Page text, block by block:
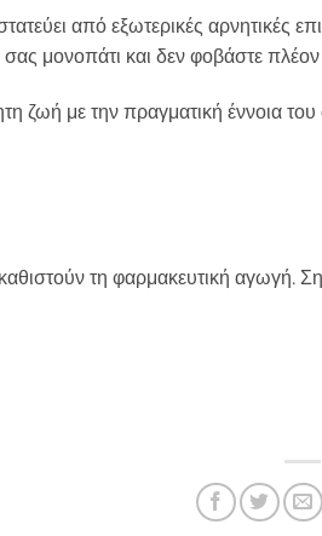
από εξωτερικές αρνητικές
σας μονοπάτι και δεν φοβάστε
ζωή με την πραγματική έννοια
τη φαρμακευτική αγωγή.